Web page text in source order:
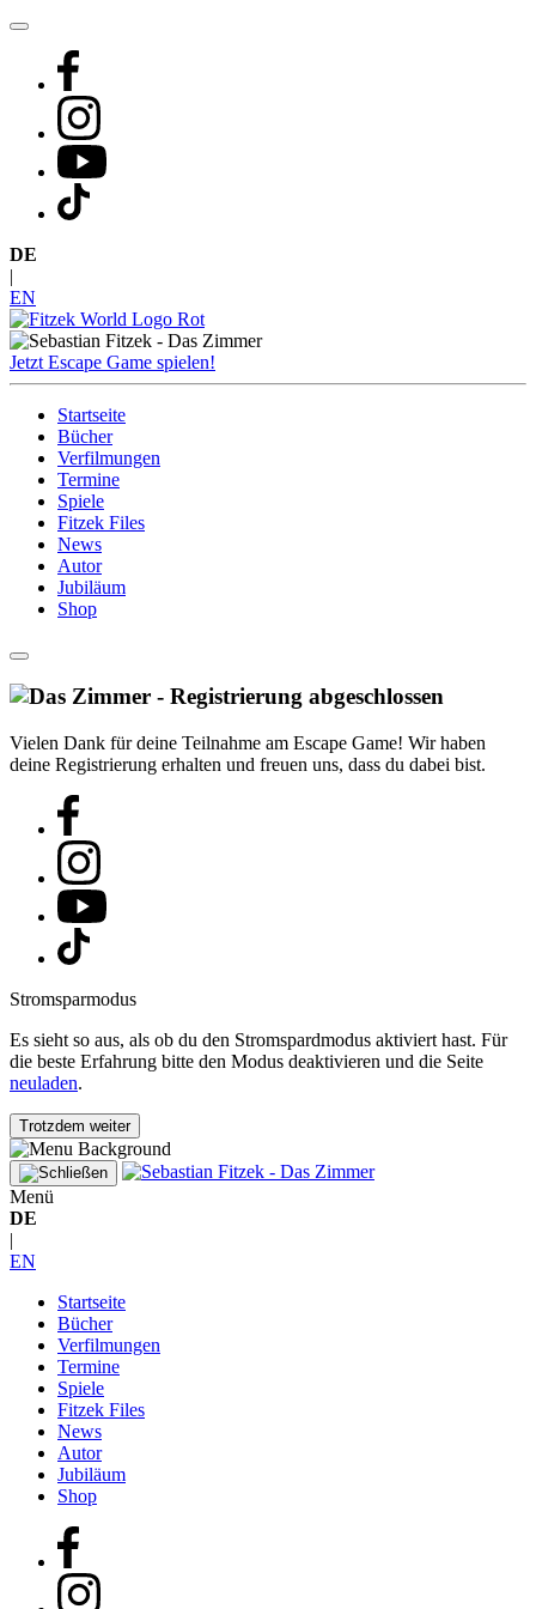
Zum
springen
DE
EN
Jetzt Escape Game spielen!
Startseite
Bücher
Verfilmungen
Termine
Spiele
Fitzek Files
News
Autor
Jubiläum
Shop
Vielen Dank für deine Teilnahme am Escape Game! Wir haben
deine Registrierung erhalten und freuen uns, dass du dabei bist.
Stromsparmodus
Es sieht so aus, als ob du den Stromspardmodus aktiviert hast. Für
die beste Erfahrung bitte den Modus deaktivieren und die Seite
neuladen.
Trotzdem weiter
Menü
DE
|
EN
Startseite
Bücher
Verfilmungen
Termine
Spiele
Fitzek Files
News
Autor
Jubiläum
Shop